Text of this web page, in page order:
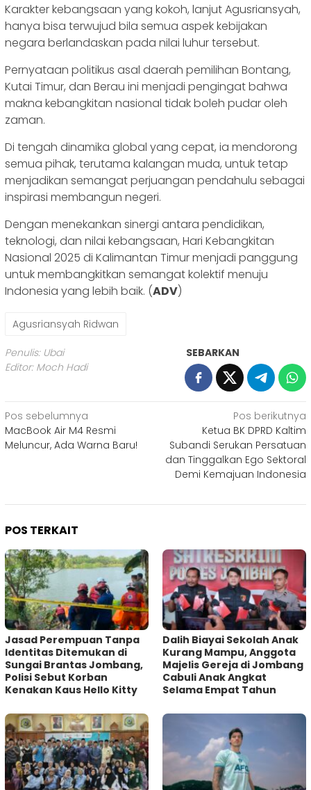
Karakter kebangsaan yang kokoh, lanjut Agusriansyah,
hanya bisa terwujud bila semua aspek kebijakan
negara berlandaskan pada nilai luhur tersebut.
Pernyataan politikus asal daerah pemilihan Bontang,
Kutai Timur, dan Berau ini menjadi pengingat bahwa
makna kebangkitan nasional tidak boleh pudar oleh
zaman.
Di tengah dinamika global yang cepat, ia mendorong
semua pihak, terutama kalangan muda, untuk tetap
menjadikan semangat perjuangan pendahulu sebagai
inspirasi membangun negeri.
Dengan menekankan sinergi antara pendidikan,
teknologi, dan nilai kebangsaan, Hari Kebangkitan
Nasional 2025 di Kalimantan Timur menjadi panggung
untuk membangkitkan semangat kolektif menuju
Indonesia yang lebih baik. (ADV)
Agusriansyah Ridwan
Penulis: Ubai
Editor: Moch Hadi
SEBARKAN
Navigasi
pos
Pos sebelumnya
MacBook Air M4 Resmi
Meluncur, Ada Warna Baru!
Pos berikutnya
Ketua BK DPRD Kaltim
Subandi Serukan Persatuan
dan Tinggalkan Ego Sektoral
Demi Kemajuan Indonesia
POS TERKAIT
Jasad Perempuan Tanpa
Identitas Ditemukan di
Sungai Brantas Jombang,
Polisi Sebut Korban
Kenakan Kaus Hello Kitty
Dalih Biayai Sekolah Anak
Kurang Mampu, Anggota
Majelis Gereja di Jombang
Cabuli Anak Angkat
Selama Empat Tahun